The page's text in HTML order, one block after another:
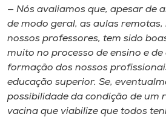
— Nós avaliamos que, apesar de
de modo geral, as aulas
nossos professores, tem sido
muito no processo de ensino e
formação dos nossos
educação superior. Se,
possibilidade da condição de um
vacina que viabilize que todos